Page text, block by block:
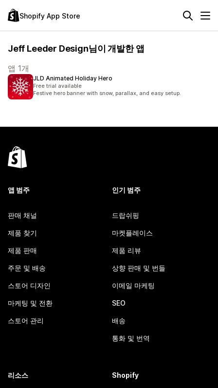
Shopify App Store
Jeff Leeder Design님이 개발한 앱
앱 1개
JLD Animated Holiday Hero
Free trial available
Festive hero banner with snow, parallax, and easy setup.
앱 범주
판매 채널
제품 찾기
제품 판매
주문 및 배송
스토어 디자인
마케팅 및 전환
스토어 관리
인기 범주
드랍쉬핑
마켓플레이스
제품 리뷰
상향 판매 및 번들
이메일 마케팅
SEO
배송
통화 및 번역
리소스 Shopify